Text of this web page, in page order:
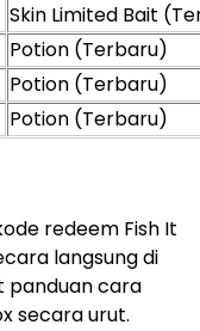
Skin Limited Bait
Potion (Terbaru)
Potion (Terbaru)
Potion (Terbaru)
redeem Fish It
langsung di
panduan cara
secara urut.